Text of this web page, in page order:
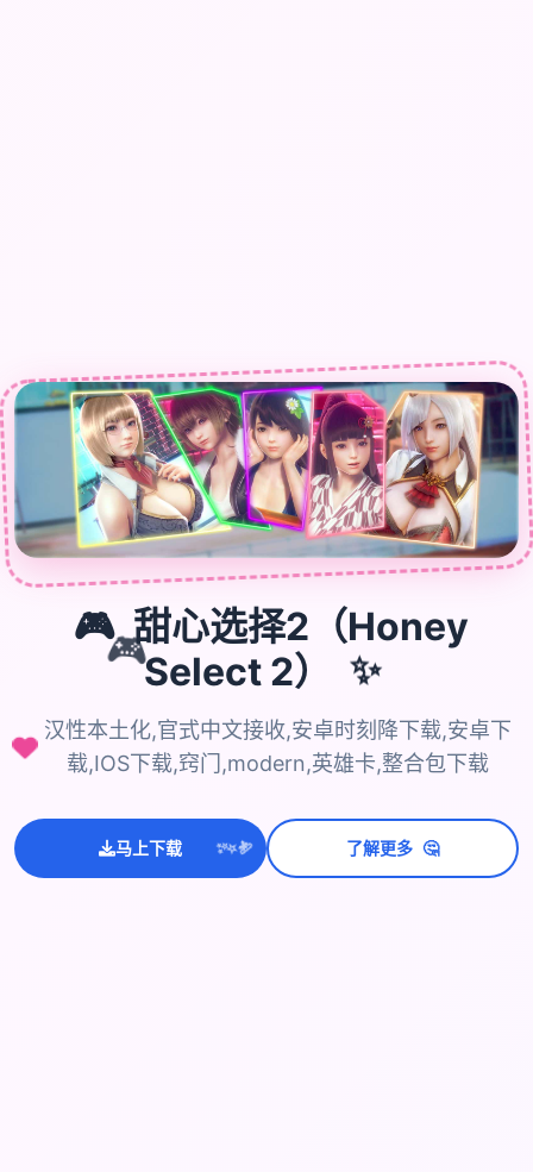
🎮
🎮 甜心选择2（Honey
Select 2）
✨
汉性本土化,官式中文接收,安卓时刻降下载,安卓下
载,IOS下载,窍门,modern,英雄卡,整合包下载
马上下载 ✨
⭐💫 了解更多 🤔